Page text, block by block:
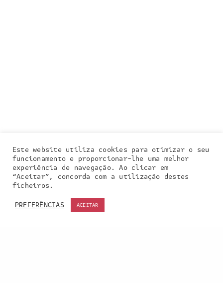
Este website utiliza cookies para otimizar o seu
funcionamento e proporcionar-lhe uma melhor
experiência de navegação. Ao clicar em
“Aceitar”, concorda com a utilização destes
ficheiros.
PREFERÊNCIAS
ACEITAR
Our site uses cookies. Learn more about our use of
cookies:cookie policy
ACCEPT